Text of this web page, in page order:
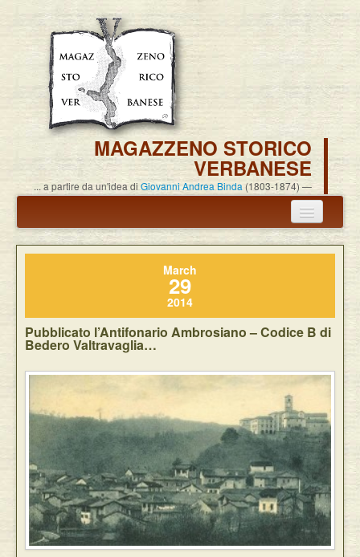
MAGAZZENO STORICO
VERBANESE
... a partire da un'idea di Giovanni Andrea Binda (1803-1874)
Annuncio termine attività
Carlo Alessandro Pisoni
Pubblicazioni
Eventi
March
29
2014
Pubblicato l’Antifonario Ambrosiano – Codice B di
Bedero Valtravaglia…